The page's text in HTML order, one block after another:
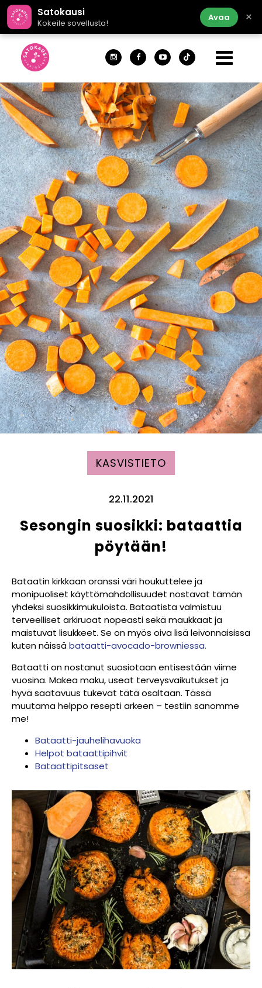
Satokausi
Kokeile sovellusta!
Avaa ×
KASVISTIETO
22.11.2021
Sesongin suosikki: bataattia
pöytään!
Bataatin kirkkaan oranssi väri houkuttelee ja
monipuoliset käyttömahdollisuudet nostavat tämän
yhdeksi suosikkimukuloista. Bataatista valmistuu
terveelliset arkiruoat nopeasti sekä maukkaat ja
maistuvat lisukkeet. Se on myös oiva lisä leivonnaisissa
kuten näissäbataatti-avocado-browniessa.
Bataatti on nostanut suosiotaan entisestään viime
vuosina. Makea maku, useat terveysvaikutukset ja
hyvä saatavuus tukevat tätä osaltaan. Tässä
muutama helppo resepti arkeen – testiin sanomme
me!
Bataatti-jauhelihavuoka
Helpot bataattipihvit
Bataattipitsaset